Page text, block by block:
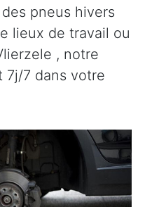
pneus hivers
lieux de travail ou
, notre
7j/7 dans votre